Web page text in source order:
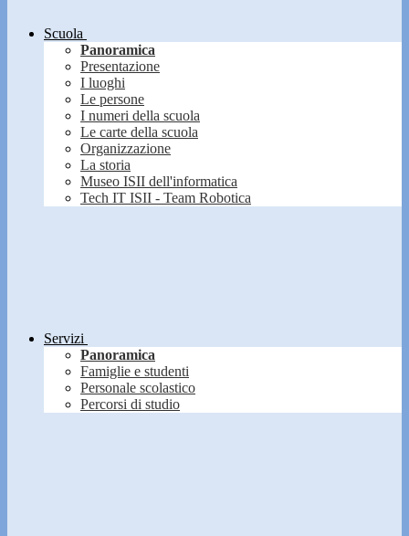
Scuola
Panoramica
Presentazione
I luoghi
Le persone
I numeri della scuola
Le carte della scuola
Organizzazione
La storia
Museo ISII dell'informatica
Tech IT ISII - Team Robotica
Servizi
Panoramica
Famiglie e studenti
Personale scolastico
Percorsi di studio